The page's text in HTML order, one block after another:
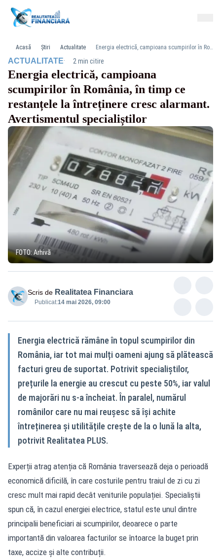
Acasă Știri Actualitate Energia electrică, campioana scumpirilor în România, în timp ce restanțele la întreținere cresc alarmant. Avertismentul specialiștilor
ACTUALITATE· 2 min citire
Energia electrică, campioana
scumpirilor în România, în timp ce
restanțele la întreținere cresc alarmant.
Avertismentul specialiștilor
FOTO: Arhivă
Scris de Realitatea Financiara
Publicat:14 mai 2026, 09:00
Energia electrică rămâne în topul scumpirilor din
România, iar tot mai mulți oameni ajung să plătească
facturi greu de suportat. Potrivit specialiștilor,
prețurile la energie au crescut cu peste 50%, iar valul
de majorări nu s-a încheiat. În paralel, numărul
românilor care nu mai reușesc să își achite
întreținerea și utilitățile crește de la o lună la alta,
potrivit Realitatea PLUS.
Experții atrag atenția că România traversează deja o perioadă
economică dificilă, în care costurile pentru traiul de zi cu zi
cresc mult mai rapid decât veniturile populației. Specialiștii
spun că, în cazul energiei electrice, statul este unul dintre
principalii beneficiari ai scumpirilor, deoarece o parte
importantă din valoarea facturilor se întoarce la buget prin
taxe, accize și alte contribuții.